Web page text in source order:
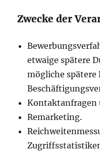
Zwecke der
etwaige spätere
mögliche spätere
Kontaktanfragen
Remarketing.